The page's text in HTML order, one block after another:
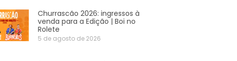
Churrascão 2026: ingressos à
venda para a Edição | Boi no
Rolete
5 de agosto de 2026